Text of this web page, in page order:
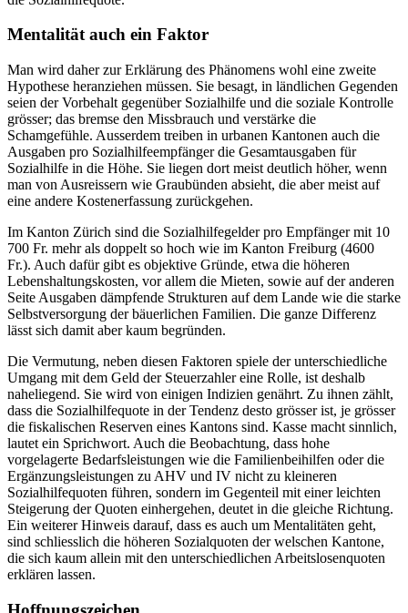
Mentalität auch ein Faktor
Man wird daher zur Erklärung des Phänomens wohl eine zweite
Hypothese heranziehen müssen. Sie besagt, in ländlichen Gegenden
seien der Vorbehalt gegenüber Sozialhilfe und die soziale Kontrolle
grösser; das bremse den Missbrauch und verstärke die
Schamgefühle. Ausserdem treiben in urbanen Kantonen auch die
Ausgaben pro Sozialhilfeempfänger die Gesamtausgaben für
Sozialhilfe in die Höhe. Sie liegen dort meist deutlich höher, wenn
man von Ausreissern wie Graubünden absieht, die aber meist auf
eine andere Kostenerfassung zurückgehen.
Im Kanton Zürich sind die Sozialhilfegelder pro Empfänger mit 10
700 Fr. mehr als doppelt so hoch wie im Kanton Freiburg (4600
Fr.). Auch dafür gibt es objektive Gründe, etwa die höheren
Lebenshaltungskosten, vor allem die Mieten, sowie auf der anderen
Seite Ausgaben dämpfende Strukturen auf dem Lande wie die starke
Selbstversorgung der bäuerlichen Familien. Die ganze Differenz
lässt sich damit aber kaum begründen.
Die Vermutung, neben diesen Faktoren spiele der unterschiedliche
Umgang mit dem Geld der Steuerzahler eine Rolle, ist deshalb
naheliegend. Sie wird von einigen Indizien genährt. Zu ihnen zählt,
dass die Sozialhilfequote in der Tendenz desto grösser ist, je grösser
die fiskalischen Reserven eines Kantons sind. Kasse macht sinnlich,
lautet ein Sprichwort. Auch die Beobachtung, dass hohe
vorgelagerte Bedarfsleistungen wie die Familienbeihilfen oder die
Ergänzungsleistungen zu AHV und IV nicht zu kleineren
Sozialhilfequoten führen, sondern im Gegenteil mit einer leichten
Steigerung der Quoten einhergehen, deutet in die gleiche Richtung.
Ein weiterer Hinweis darauf, dass es auch um Mentalitäten geht,
sind schliesslich die höheren Sozialquoten der welschen Kantone,
die sich kaum allein mit den unterschiedlichen Arbeitslosenquoten
erklären lassen.